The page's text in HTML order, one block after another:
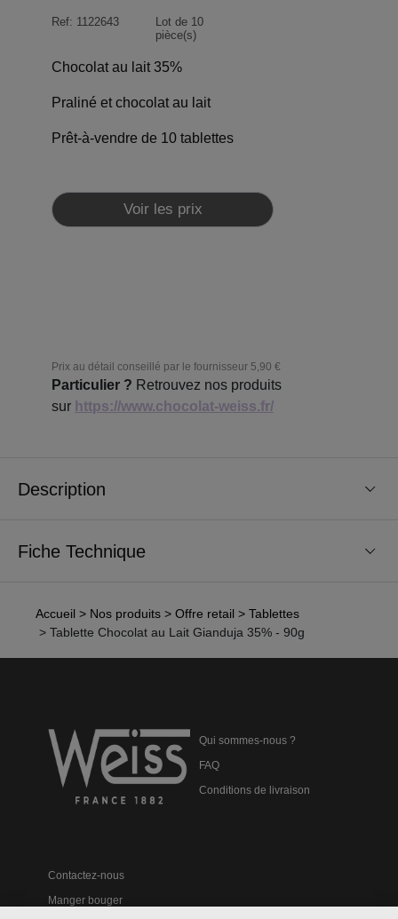
Ref: 1122643
Lot de 10
pièce(s)
Chocolat au lait 35%
Praliné et chocolat au lait
Prêt-à-vendre de 10 tablettes
Voir les prix
Prix au détail conseillé par le fournisseur 5,90 €
Particulier ? Retrouvez nos produits
sur https://www.chocolat-weiss.fr/
Description
Fiche Technique
Accueil > Nos produits > Offre retail > Tablettes
> Tablette Chocolat au Lait Gianduja 35% - 90g
Qui sommes-nous ?
FAQ
Conditions de livraison
Contactez-nous
Manger bouger